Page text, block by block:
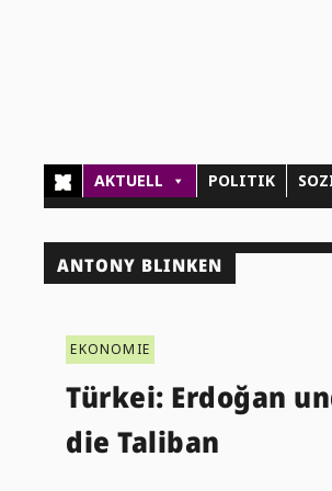
AKTUELL POLITIK
ANTONY BLINKEN
EKONOMIE
Türkei: Erdoğan
die Taliban